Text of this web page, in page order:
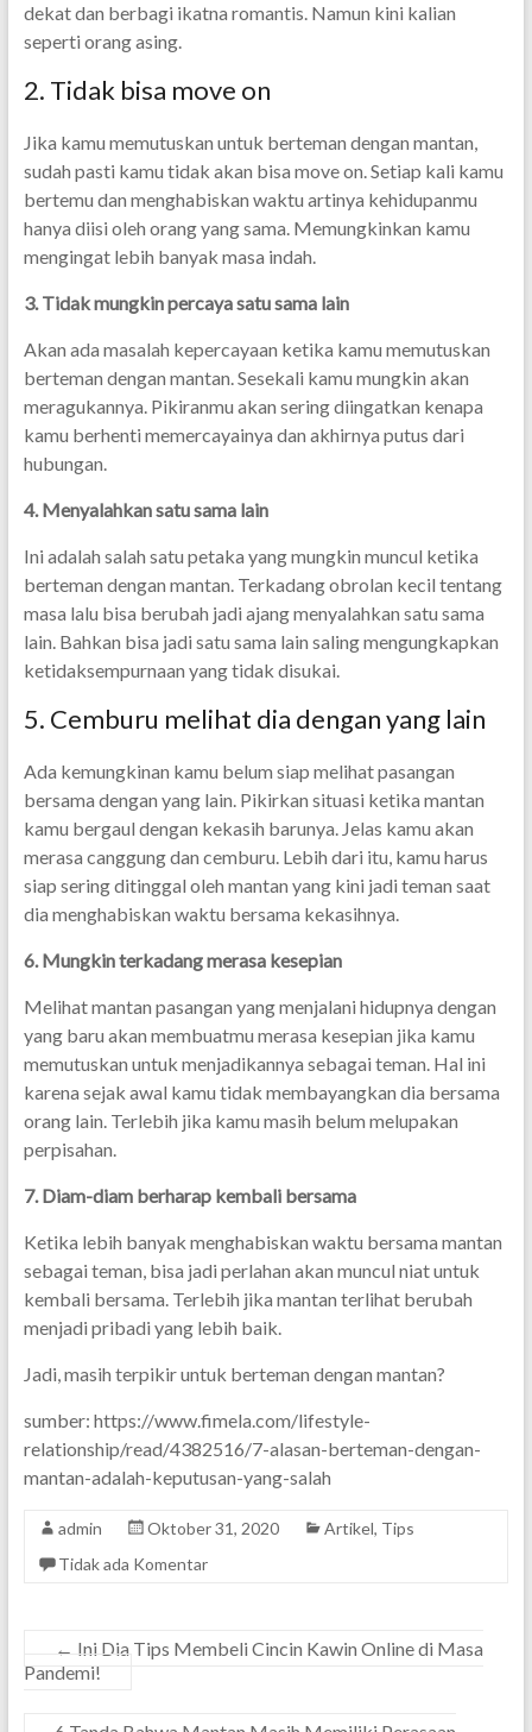
dekat dan berbagi ikatna romantis. Namun kini kalian
seperti orang asing.
2. Tidak bisa move on
Jika kamu memutuskan untuk berteman dengan mantan,
sudah pasti kamu tidak akan bisa move on. Setiap kali kamu
bertemu dan menghabiskan waktu artinya kehidupanmu
hanya diisi oleh orang yang sama. Memungkinkan kamu
mengingat lebih banyak masa indah.
3. Tidak mungkin percaya satu sama lain
Akan ada masalah kepercayaan ketika kamu memutuskan
berteman dengan mantan. Sesekali kamu mungkin akan
meragukannya. Pikiranmu akan sering diingatkan kenapa
kamu berhenti memercayainya dan akhirnya putus dari
hubungan.
4. Menyalahkan satu sama lain
Ini adalah salah satu petaka yang mungkin muncul ketika
berteman dengan mantan. Terkadang obrolan kecil tentang
masa lalu bisa berubah jadi ajang menyalahkan satu sama
lain. Bahkan bisa jadi satu sama lain saling mengungkapkan
ketidaksempurnaan yang tidak disukai.
5. Cemburu melihat dia dengan yang lain
Ada kemungkinan kamu belum siap melihat pasangan
bersama dengan yang lain. Pikirkan situasi ketika mantan
kamu bergaul dengan kekasih barunya. Jelas kamu akan
merasa canggung dan cemburu. Lebih dari itu, kamu harus
siap sering ditinggal oleh mantan yang kini jadi teman saat
dia menghabiskan waktu bersama kekasihnya.
6. Mungkin terkadang merasa kesepian
Melihat mantan pasangan yang menjalani hidupnya dengan
yang baru akan membuatmu merasa kesepian jika kamu
memutuskan untuk menjadikannya sebagai teman. Hal ini
karena sejak awal kamu tidak membayangkan dia bersama
orang lain. Terlebih jika kamu masih belum melupakan
perpisahan.
7. Diam-diam berharap kembali bersama
Ketika lebih banyak menghabiskan waktu bersama mantan
sebagai teman, bisa jadi perlahan akan muncul niat untuk
kembali bersama. Terlebih jika mantan terlihat berubah
menjadi pribadi yang lebih baik.
Jadi, masih terpikir untuk berteman dengan mantan?
sumber: https://www.fimela.com/lifestyle-
relationship/read/4382516/7-alasan-berteman-dengan-
mantan-adalah-keputusan-yang-salah
admin Oktober 31, 2020 Artikel, Tips
Tidak ada Komentar
← Ini Dia Tips Membeli Cincin Kawin Online di Masa
Pandemi!